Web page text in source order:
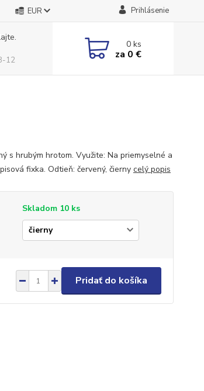
EUR Prihlásenie
12
0ks
za 0 €
s hrubým hrotom. Využite: Na priemyselné a
fixka. Odtieň: červený, čierny celý popis
Skladom 10 ks
Pridať do košíka